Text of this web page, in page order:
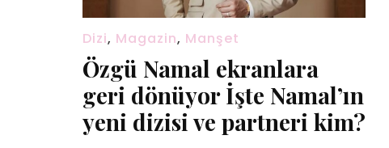
Dizi, Magazin, Manşet
Özgü Namal ekranlara
geri dönüyor İşte Namal’ın
yeni dizisi ve partneri kim?